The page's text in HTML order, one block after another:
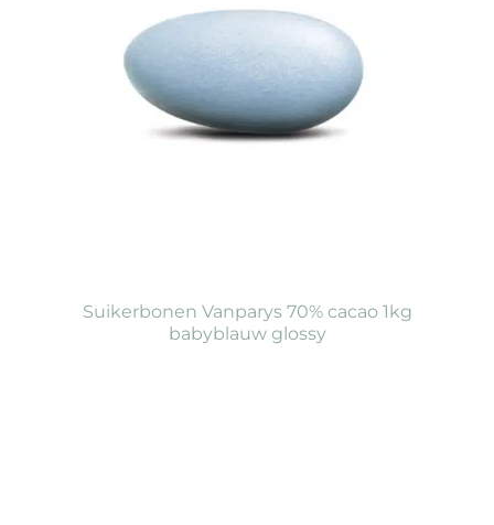
Suikerbonen Vanparys 70% cacao 1kg
babyblauw glossy